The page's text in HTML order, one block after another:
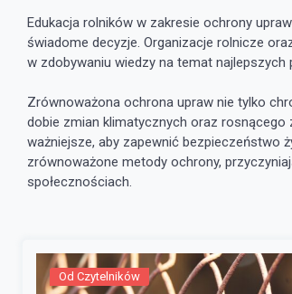
Edukacja rolników w zakresie ochrony
świadome decyzje. Organizacje rolnicze
w zdobywaniu wiedzy na temat najlepszych
Zrównoważona ochrona upraw nie tylko
dobie zmian klimatycznych oraz
ważniejsze, aby zapewnić bezpieczeństwo
zrównoważone metody ochrony,
społecznościach.
Od Czytelników